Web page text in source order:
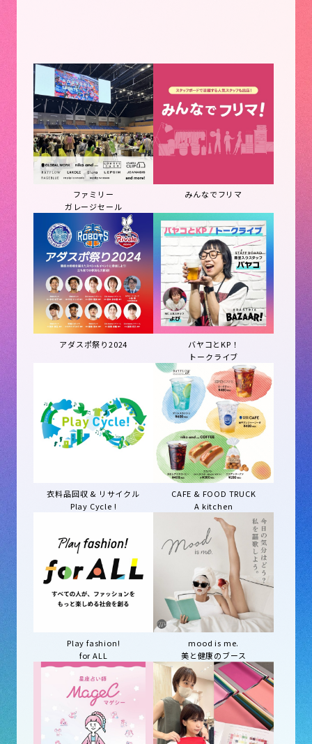
ファミリー
ガレージセール
みんなでフリマ
アダスポ祭り2024
バヤコとKP！
トークライブ
衣料品回収 & リサイクル
Play Cycle !
CAFE & FOOD TRUCK
A kitchen
Play fashion!
for ALL
mood is me.
美と健康のブース